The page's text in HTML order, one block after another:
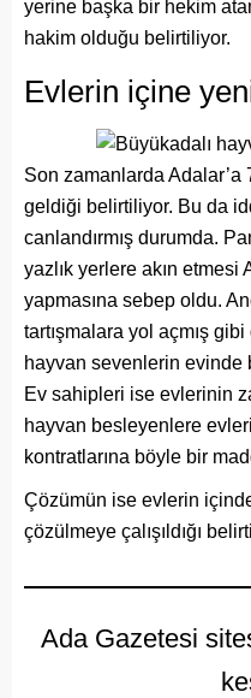
yerine başka bir hekim
hakim olduğu belirtiliyor.
Evlerin içine
Son zamanlarda Adalar’a
geldiği belirtiliyor. Bu da
canlandırmış durumda.
yazlık yerlere akın etmesi
yapmasına sebep oldu.
tartışmalara yol açmış
hayvan sevenlerin evinde
Ev sahipleri ise evlerinin
hayvan besleyenlere
kontratlarına böyle bir
Çözümün ise evlerin
çözülmeye çalışıldığı
Ada Gazetesi